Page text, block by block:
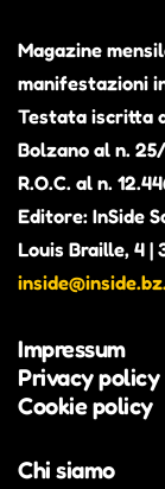
Magazine
manifestazioni
Testata iscritta
Bolzano al n.
R.O.C. al n.
Editore: InSide
Louis Braille, 4 |
Impressum
Privacy policy
Cookie policy
Chi siamo